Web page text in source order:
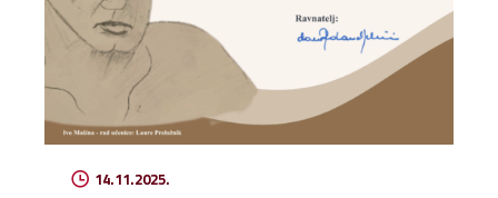
14.11.2025.